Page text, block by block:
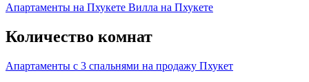
Апартаменты на Пхукете Вилла на Пхукете
Количество комнат
Апартаменты с 3 спальнями на продажу Пхукет